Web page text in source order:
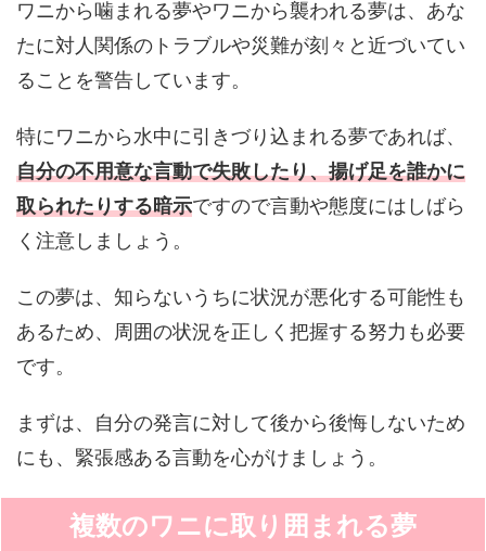
ワニから噛まれる夢やワニから襲われる夢は、あな
たに対人関係のトラブルや災難が刻々と近づいてい
ることを警告しています。
特にワニから水中に引きづり込まれる夢であれば、
自分の不用意な言動で失敗したり、揚げ足を誰かに
取られたりする暗示ですので言動や態度にはしばら
く注意しましょう。
この夢は、知らないうちに状況が悪化する可能性も
あるため、周囲の状況を正しく把握する努力も必要
です。
まずは、自分の発言に対して後から後悔しないため
にも、緊張感ある言動を心がけましょう。
複数のワニに取り囲まれる夢